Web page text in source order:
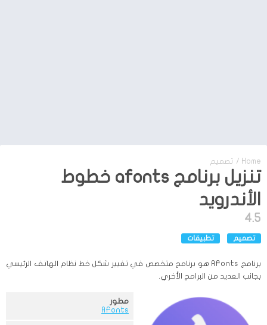
Home
/ تصميم
تنزيل برنامج afonts خطوط
الأندرويد
4.5
تصميم تطبيقات
برنامج AFonts هو برنامج متخصص في تغيير شكل خط نظام الهاتف الرئيسي
بجانب العديد من البرامج الأخري.
مطور
AFonts